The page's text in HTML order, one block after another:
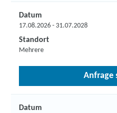
Datum
17.08.2026 - 31.07.2028
Standort
Mehrere
Anfrage
Datum